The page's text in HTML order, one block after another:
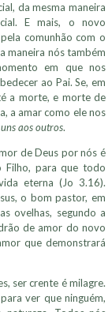
da mesma maneira
E mais, o novo
comunhão com o
maneira nós também
em que nos
ao Pai. Se, em
a morte, e morte de
a amar como ele nos
aos outros.
de Deus por nós é
Filho, para que todo
eterna (Jo 3.16).
o bom pastor, em
ovelhas, segundo a
de amor do novo
que demonstrará
ser crente é milagre.
ver que ninguém,